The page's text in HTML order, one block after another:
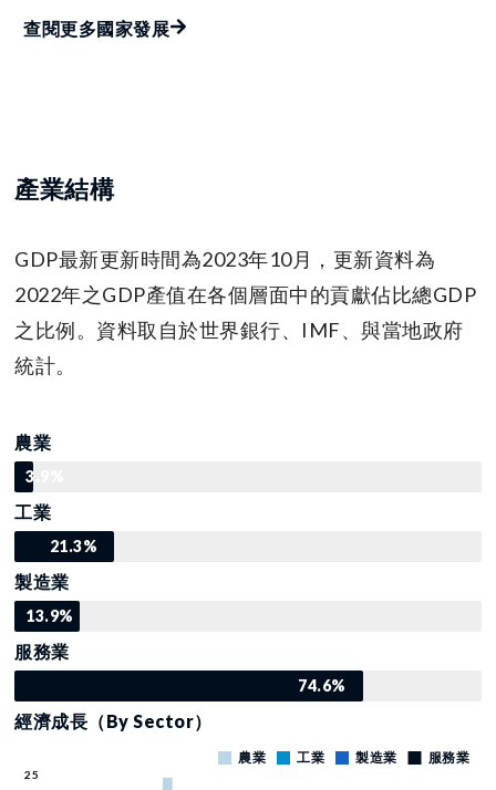
查閱更多國家發展
產業結構
GDP最新更新時間為2023年10月，更新資料為
2022年之GDP產值在各個層面中的貢獻佔比總GDP
之比例。資料取自於世界銀行、IMF、與當地政府
統計。
農業
3.9%
工業
21.3%
製造業
13.9%
服務業
74.6%
經濟成長（By Sector）